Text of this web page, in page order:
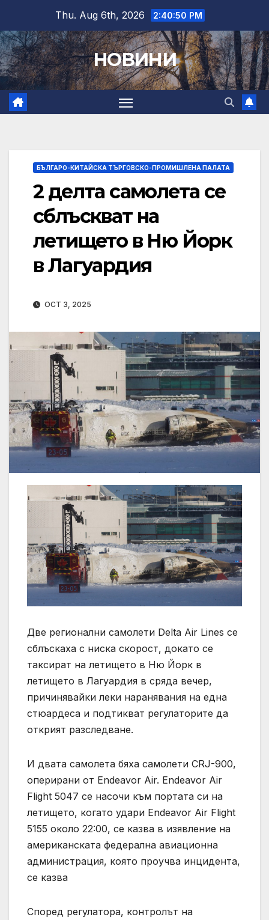
content
Thu. Aug 6th, 2026 2:40:52 PM
НОВИНИ
БЪЛГАРО-КИТАЙСКА ТЪРГОВСКО-ПРОМИШЛЕНА ПАЛАТА
2 делта самолета се
сблъскват на
летището в Ню Йорк
в Лагуардия
OCT 3, 2025
Две регионални самолети Delta Air Lines се
сблъскаха с ниска скорост, докато се
таксират на летището в Ню Йорк в
летището в Лагуардия в сряда вечер,
причинявайки леки наранявания на една
стюардеса и подтикват регулаторите да
открият разследване.
И двата самолета бяха самолети CRJ-900,
оперирани от Endeavor Air. Endeavor Air
Flight 5047 се насочи към портата си на
летището, когато удари Endeavor Air Flight
5155 около 22:00, се казва в изявление на
американската федерална авиационна
администрация, която проучва инцидента,
се казва
Според регулатора, контролът на